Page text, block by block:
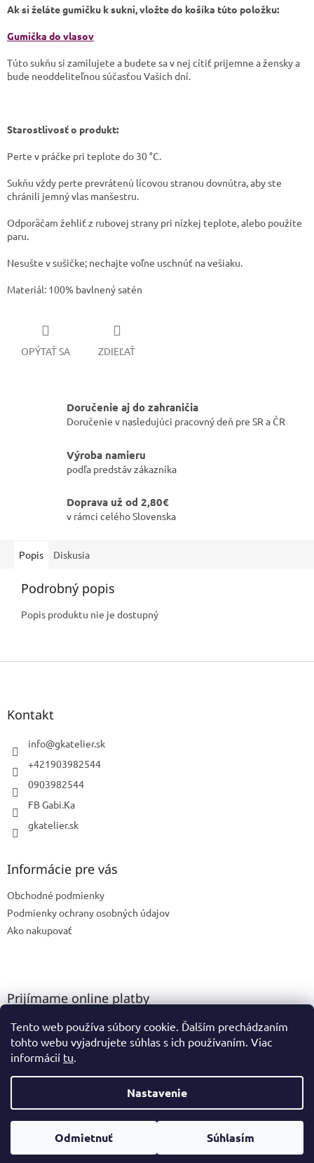
Tento web používa súbory cookie. Ďalším prechádzaním
tohto webu vyjadrujete súhlas s ich používaním. Viac
informácií tu.
Nastavenie
Odmietnuť Súhlasím
Ak si želáte gumičku k sukni, vložte do košíka túto položku:
Gumička do vlasov
Túto sukňu si zamilujete a budete sa v nej cítiť prijemne a žensky a
bude neoddeliteľnou súčasťou Vašich dní.
Starostlivosť o produkt:
​Perte v práčke pri teplote do 30 °C.
​Sukňu vždy perte prevrátenú lícovou stranou dovnútra, aby ste
chránili jemný vlas manšestru.
​​Odporäčam žehliť z rubovej strany pri nízkej teplote, alebo použite
paru.
​Nesušte v sušičke; nechajte voľne uschnúť na vešiaku.
Materiál: 100% bavlnený satén
OPÝTAŤ SA ZDIEĽAŤ
Doručenie aj do zahraničia
Doručenie v nasledujúci pracovný deň pre SR a ČR
Výroba namieru
podľa predstáv zákazníka
Doprava už od 2,80€
v rámci celého Slovenska
Popis Diskusia
Podrobný popis
Popis produktu nie je dostupný
Z
Kontakt
info@gkatelier.sk
+421903982544
0903982544
FB Gabi.Ka
gkatelier.sk
Informácie pre vás
Obchodné podmienky
Podmienky ochrany osobných údajov
Ako nakupovať
Prijímame online platby
Vytvoril Shoptet
Copyright 2026 . Všetky práva vyhradené.